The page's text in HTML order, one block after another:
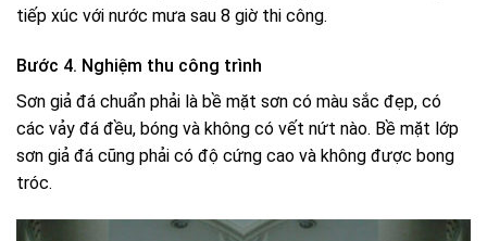
tiếp xúc với nước mưa sau 8 giờ thi công.
Bước 4. Nghiệm thu công trình
Sơn giả đá chuẩn phải là bề mặt sơn có màu sắc đẹp, có
các vảy đá đều, bóng và không có vết nứt nào. Bề mặt lớp
sơn giả đá cũng phải có độ cứng cao và không được bong
tróc.